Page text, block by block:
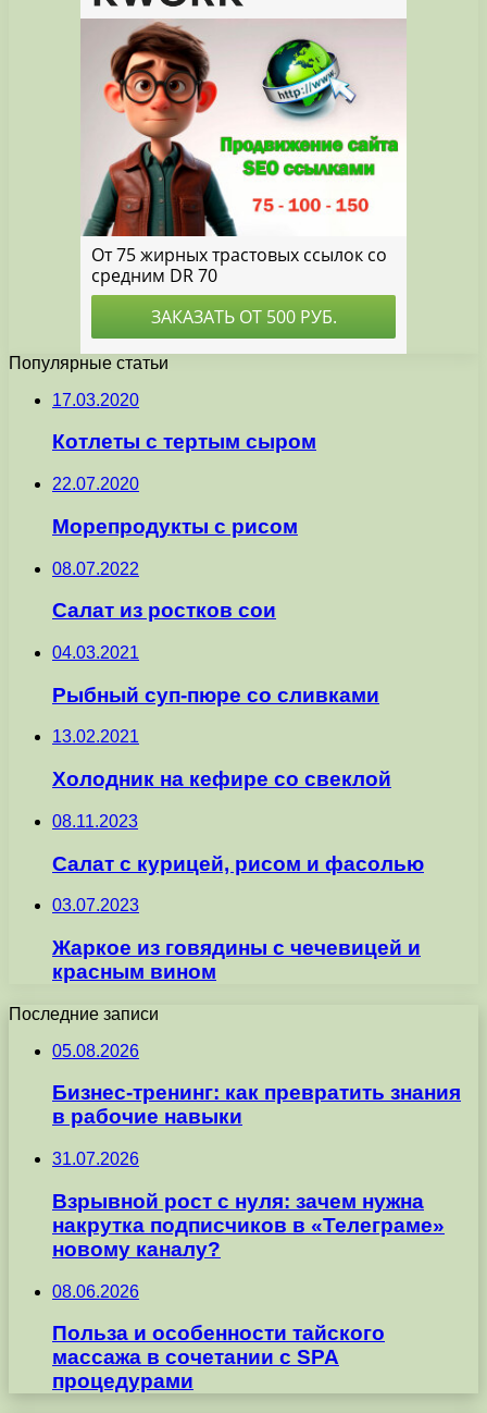
Популярные статьи
17.03.2020
Котлеты с тертым сыром
22.07.2020
Морепродукты с рисом
08.07.2022
Салат из ростков сои
04.03.2021
Рыбный суп-пюре со сливками
13.02.2021
Холодник на кефире со свеклой
08.11.2023
Салат с курицей, рисом и фасолью
03.07.2023
Жаркое из говядины с чечевицей и
красным вином
Последние записи
05.08.2026
Бизнес-тренинг: как превратить знания
в рабочие навыки
31.07.2026
Взрывной рост с нуля: зачем нужна
накрутка подписчиков в «Телеграме»
новому каналу?
08.06.2026
Польза и особенности тайского
массажа в сочетании с SPA
процедурами